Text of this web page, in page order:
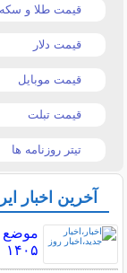
قیمت طلا و سکه
قیمت دلار
قیمت موبایل
قیمت تبلت
تیتر روزنامه ها
آخرین اخبار
موضع
۱۴۰۵